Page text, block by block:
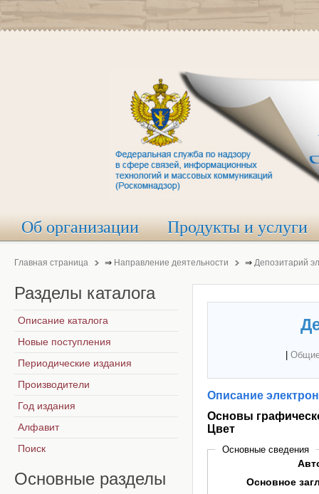
Об организации Продукты и услуги
Главная страница ⇒ Направление деятельности ⇒ Депозитарий
Описание
Основы
Цвет
Основные сведения
Основное
Разделы каталога
Описание каталога
Новые поступления
Периодические издания
Производители
Год издания
Алфавит
Поиск
Основные разделы